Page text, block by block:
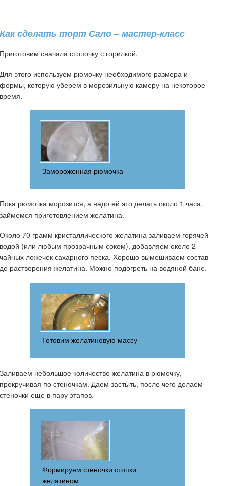
Как сделать торт Сало – мастер-класс
Приготовим сначала стопочку с горилкой.
Для этого используем рюмочку необходимого размера и
формы, которую уберем в морозильную камеру на некоторое
время.
Замороженная рюмочка
Пока рюмочка морозится, а надо ей это делать около 1 часа,
займемся приготовлением желатина.
Около 70 грамм кристаллического желатина заливаем горячей
водой (или любым прозрачным соком), добавляем около 2
чайных ложечек сахарного песка. Хорошо вымешиваем состав
до растворения желатина. Можно подогреть на водяной бане.
Готовим желатиновую массу
Заливаем небольшое количество желатина в рюмочку,
прокручивая по стеночкам. Даем застыть, после чего делаем
стеночки еще в пару этапов.
Формируем стеночки стопки
желатином